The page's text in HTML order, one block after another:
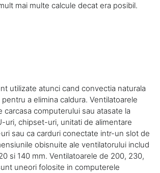
mai multe calcule decat era posibil.
utilizate atunci cand convectia naturala
a elimina caldura. Ventilatoarele
carcasa computerului sau atasate la
uri, chipset-uri, unitati de alimentare
sau ca carduri conectate intr-un slot de
obisnuite ale ventilatorului includ
si 140 mm. Ventilatoarele de 200, 230,
uneori folosite in computerele